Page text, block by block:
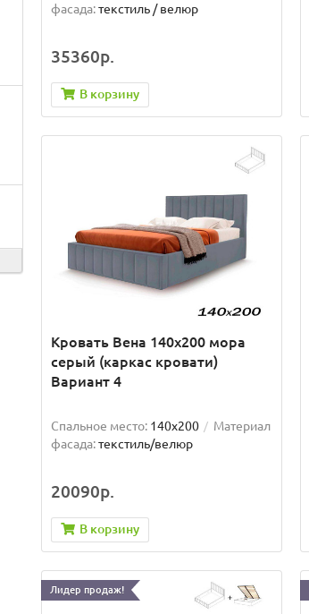
фасада:текстиль / велюр
35360р.
В корзину
Кровать Вена 140х200 мора
серый (каркас кровати)
Вариант 4
Спальное место: 140x200
Материал
фасада:текстиль/велюр
20090р.
В корзину
Лидер продаж!